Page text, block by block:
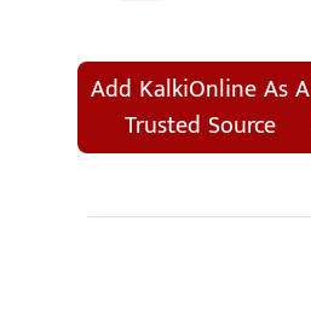
Add KalkiOnline As A
Trusted Source